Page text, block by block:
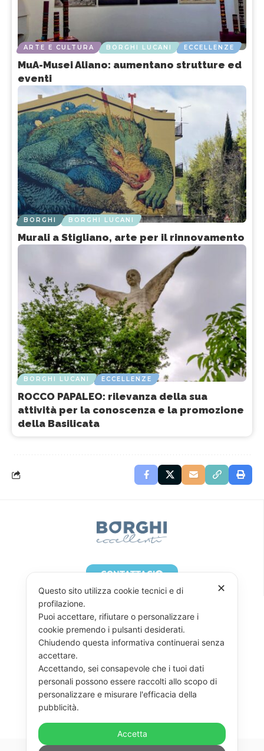
ARTE E CULTURA BORGHI LUCANI ECCELLENZE
MuA-Musei Aliano: aumentano strutture ed
eventi
BORGHI BORGHI LUCANI
Murali a Stigliano, arte per il rinnovamento
BORGHI LUCANI ECCELLENZE
ROCCO PAPALEO: rilevanza della sua
attività per la conoscenza e la promozione
della Basilicata
CONTATTACI
Seguici su Instagram!
✕
Questo sito utilizza cookie tecnici e di
profilazione.
Puoi accettare, rifiutare o personalizzare i
cookie premendo i pulsanti desiderati.
Chiudendo questa informativa continuerai senza
accettare.
Accettando, sei consapevole che i tuoi dati
personali possono essere raccolti allo scopo di
personalizzare e misurare l'efficacia della
pubblicità.
Accetta